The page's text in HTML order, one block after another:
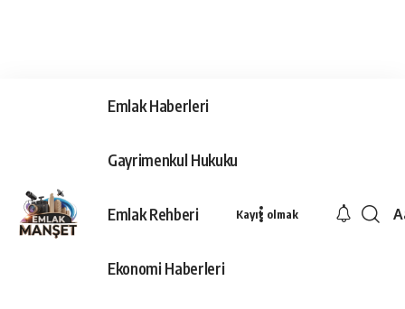
Emlak Haberleri
Gayrimenkul Hukuku
Emlak Rehberi
Ekonomi Haberleri
Kayıt olmak